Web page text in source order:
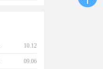
10.12
09.06